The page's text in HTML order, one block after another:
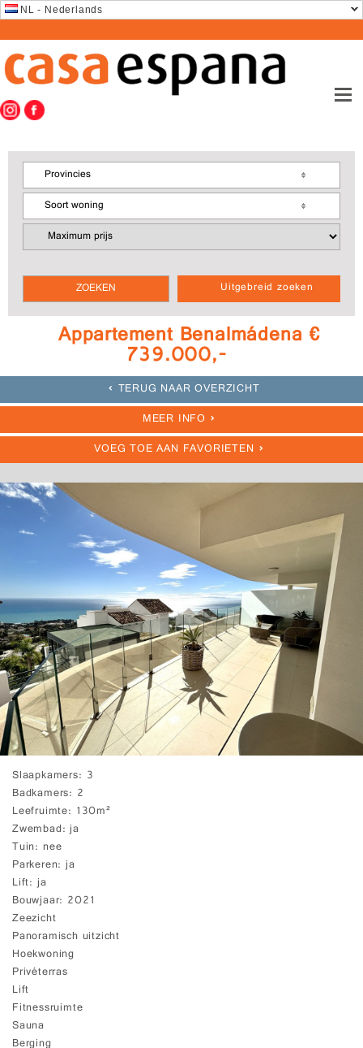
NL - Nederlands
Uitgebreid zoeken
Provincies
Soort woning
Appartement Benalmádena €
739.000,-
TERUG NAAR OVERZICHT
MEER INFO
VOEG TOE AAN FAVORIETEN
Slaapkamers 3
Badkamers 2
Leefruimte 130m²
Zwembad ja
Tuin nee
Parkeren ja
Lift ja
Bouwjaar 2021
Zeezicht
Panoramisch uitzicht
Hoekwoning
Privéterras
Lift
Fitnessruimte
Sauna